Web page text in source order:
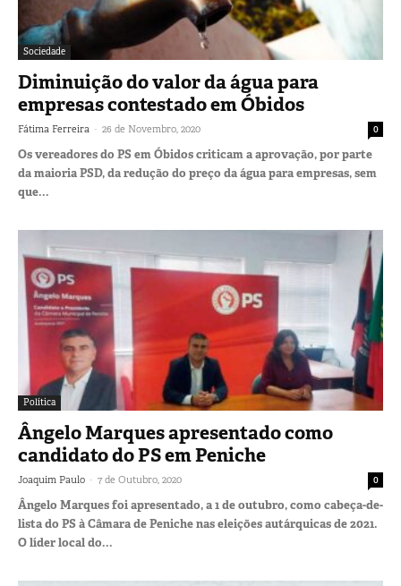
Sociedade
Diminuição do valor da água para
empresas contestado em Óbidos
Fátima Ferreira - 26 de Novembro, 2020 0
Os vereadores do PS em Óbidos criticam a aprovação, por parte
da maioria PSD, da redução do preço da água para empresas, sem
que...
Política
Ângelo Marques apresentado como
candidato do PS em Peniche
Joaquim Paulo - 7 de Outubro, 2020 0
Ângelo Marques foi apresentado, a 1 de outubro, como cabeça-de-
lista do PS à Câmara de Peniche nas eleições autárquicas de 2021.
O líder local do...